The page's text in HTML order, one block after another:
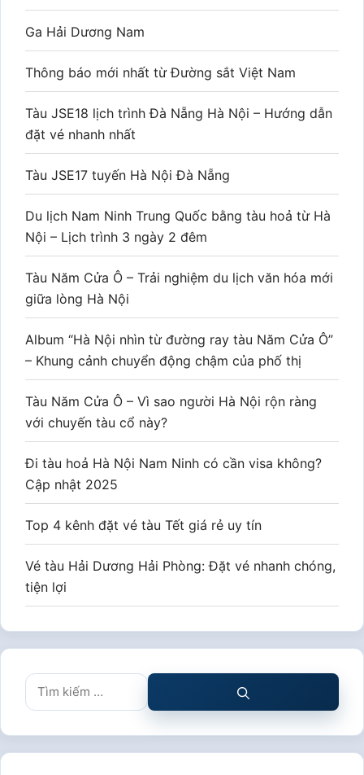
Ga Hải Dương Nam
Thông báo mới nhất từ Đường sắt Việt Nam
Tàu JSE18 lịch trình Đà Nẵng Hà Nội – Hướng dẫn
đặt vé nhanh nhất
Tàu JSE17 tuyến Hà Nội Đà Nẵng
Du lịch Nam Ninh Trung Quốc bằng tàu hoả từ Hà
Nội – Lịch trình 3 ngày 2 đêm
Tàu Năm Cửa Ô – Trải nghiệm du lịch văn hóa mới
giữa lòng Hà Nội
Album “Hà Nội nhìn từ đường ray tàu Năm Cửa Ô”
– Khung cảnh chuyển động chậm của phố thị
Tàu Năm Cửa Ô – Vì sao người Hà Nội rộn ràng
với chuyến tàu cổ này?
Đi tàu hoả Hà Nội Nam Ninh có cần visa không?
Cập nhật 2025
Top 4 kênh đặt vé tàu Tết giá rẻ uy tín
Vé tàu Hải Dương Hải Phòng: Đặt vé nhanh chóng,
tiện lợi
Tìm
kiếm